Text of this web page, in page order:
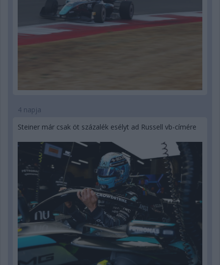
4 napja
Steiner már csak öt százalék esélyt ad Russell vb-címére